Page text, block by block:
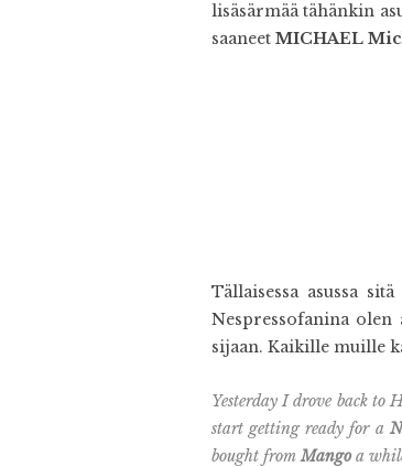
lisäsärmää tähänkin
saaneet MICHAEL
Tällaisessa asussa
Nespressofanina olen
sijaan. Kaikille muille
Yesterday I drove back to
start getting ready for a
bought fromMangoa